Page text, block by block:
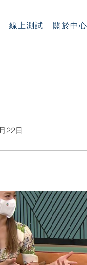
線上測試 關於中心
22日